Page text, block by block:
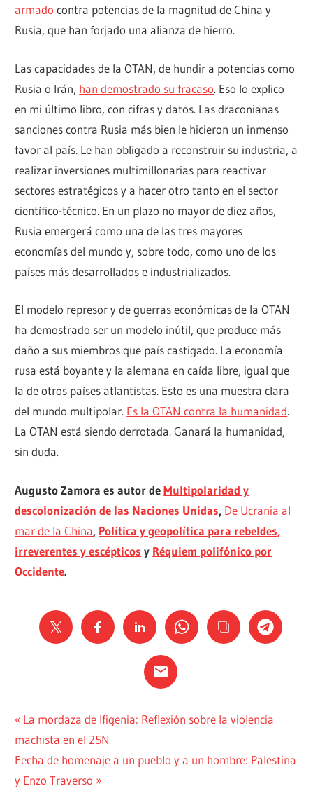
armado contra potencias de la magnitud de China y
Rusia, que han forjado una alianza de hierro.
Las capacidades de la OTAN, de hundir a potencias como
Rusia o Irán, han demostrado su fracaso. Eso lo explico
en mi último libro, con cifras y datos. Las draconianas
sanciones contra Rusia más bien le hicieron un inmenso
favor al país. Le han obligado a reconstruir su industria, a
realizar inversiones multimillonarias para reactivar
sectores estratégicos y a hacer otro tanto en el sector
científico-técnico. En un plazo no mayor de diez años,
Rusia emergerá como una de las tres mayores
economías del mundo y, sobre todo, como uno de los
países más desarrollados e industrializados.
El modelo represor y de guerras económicas de la OTAN
ha demostrado ser un modelo inútil, que produce más
daño a sus miembros que país castigado. La economía
rusa está boyante y la alemana en caída libre, igual que
la de otros países atlantistas. Esto es una muestra clara
del mundo multipolar. Es la OTAN contra la humanidad.
La OTAN está siendo derrotada. Ganará la humanidad,
sin duda.
Augusto Zamora es autor deMultipolaridad y
descolonización de las Naciones Unidas, De Ucrania al
mar de la China, Política y geopolítica para rebeldes,
irreverentes y escépticos y Réquiem polifónico por
Occidente.
ACTUALIDAD
POLÍTICA
Navegación
de
entradas
Entrada
anterior:
La mordaza de Ifigenia: Reflexión sobre la violencia
machista en el 25N
Siguiente
entrada:
Fecha de homenaje a un pueblo y a un hombre: Palestina
y Enzo Traverso